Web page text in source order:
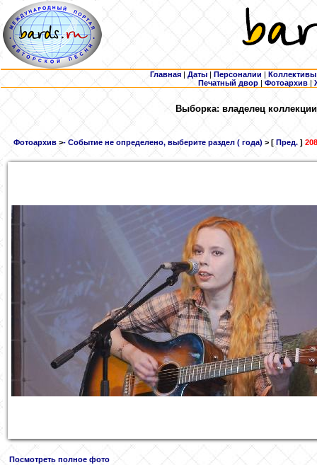
Главная | Даты | Персоналии | Коллективы
Печатный двор |Фотоархив |
Выборка: владелец
Фотоархив >- Событие не определено, выберите раздел ( года) > [ Пред. ]
Посмотреть полное фото